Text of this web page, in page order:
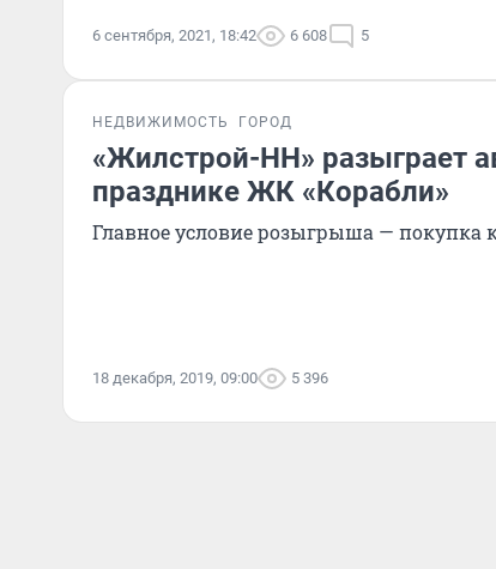
6 сентября, 2021, 18:42 6 608 5
НЕДВИЖИМОСТЬ ГОРОД
«Жилстрой-НН» разыграет
празднике ЖК «Корабли»
Главное условие розыгрыша — покупка
18 декабря, 2019, 09:00 5 396